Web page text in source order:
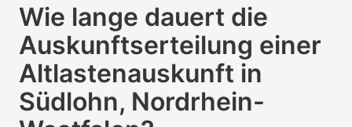
Wie lange dauert die
Auskunftserteilung einer
Altlastenauskunft in
Südlohn, Nordrhein-